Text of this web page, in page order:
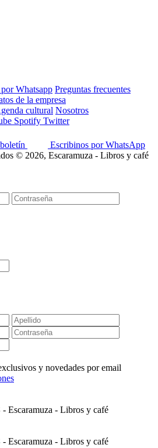
Whatsapp Preguntas frecuentes
de la empresa
cultural Nosotros
Spotify Twitter
Escribinos por WhatsApp
© 2026, Escaramuza - Libros y café
y novedades por email